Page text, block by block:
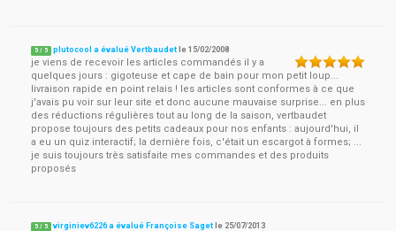
5 / 5 plutocool a évalué Vertbaudet le15/02/2008
je viens de recevoir les articles commandés il y a
quelques jours : gigoteuse et cape de bain pour mon petit loup...
livraison rapide en point relais ! les articles sont conformes à ce que
j'avais pu voir sur leur site et donc aucune mauvaise surprise... en plus
des réductions régulières tout au long de la saison, vertbaudet
propose toujours des petits cadeaux pour nos enfants : aujourd'hui, il
a eu un quiz interactif; la dernière fois, c'était un escargot à formes; ...
je suis toujours très satisfaite mes commandes et des produits
proposés
5 / 5 virginiev6226 a évalué Françoise Saget le 25/07/2013